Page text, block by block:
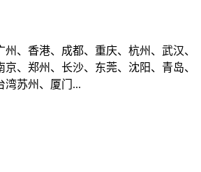
、香港、成都、重庆、杭州、武汉、
、郑州、长沙、东莞、沈阳、青岛、
湾苏州、厦门...